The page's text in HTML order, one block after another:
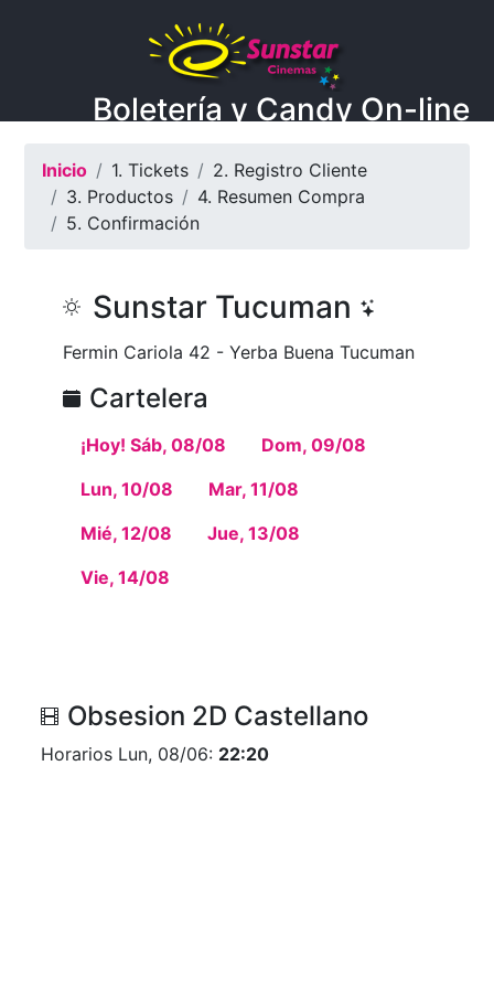
Boletería y Candy On-line
Inicio 1. Tickets
2. Registro Cliente
3. Productos
4. Resumen Compra
5. Confirmación
Sunstar Tucuman
Fermin Cariola 42 - Yerba Buena Tucuman
Cartelera
¡Hoy! Sáb, 08/08
Dom, 09/08
Lun, 10/08
Mar, 11/08
Mié, 12/08
Jue, 13/08
Vie, 14/08
Obsesion 2D Castellano
Horarios Lun, 08/06: 22:20